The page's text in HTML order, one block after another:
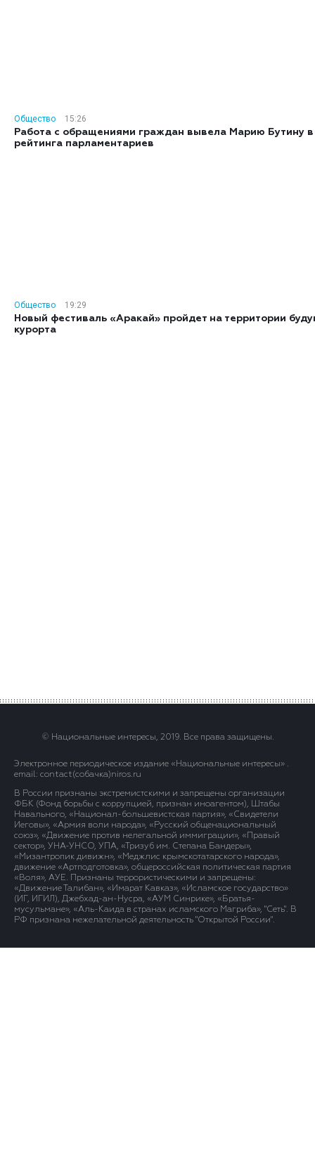
Общество
15:26
Работа с обращениями граждан вывела Марию Бутину
рейтинга парламентариев
Общество
19:29
Новый фестиваль «Аракай» пройдет на территории
курорта
© Национальные интересы, 2019. Все права защищены.
Электронное периодическое издание «Национальные интересы» .
email: contact(сoбaчка)niros.ru
В России признаны экстремистскими и запрещены организации
ФБК (Фонд борьбы с коррупцией, признан иноагентом), Штабы
Навального, «Национал-большевистская партия», «Свидетели
Иеговы», «Армия воли народа», «Русский общенациональный
союз», «Движение против нелегальной иммиграции», «Правый
сектор», УНА-УНСО, УПА, «Тризуб им. Степана Бандеры»,
«Мизантропик дивижн», «Меджлис крымскотатарского народа»,
движение «Артподготовка», общероссийская политическая партия
«Воля», АУЕ. Признаны террористическими и запрещены:
«Движение Талибан», «Имарат Кавказ», «Исламское государство»
(ИГ, ИГИЛ), Джебхад-ан-Нусра, «АУМ Синрике», «Братья-
мусульмане», «Аль-Каида в странах исламского Магриба», "Сеть". В
РФ признана нежелательной деятельность "Открытой России".